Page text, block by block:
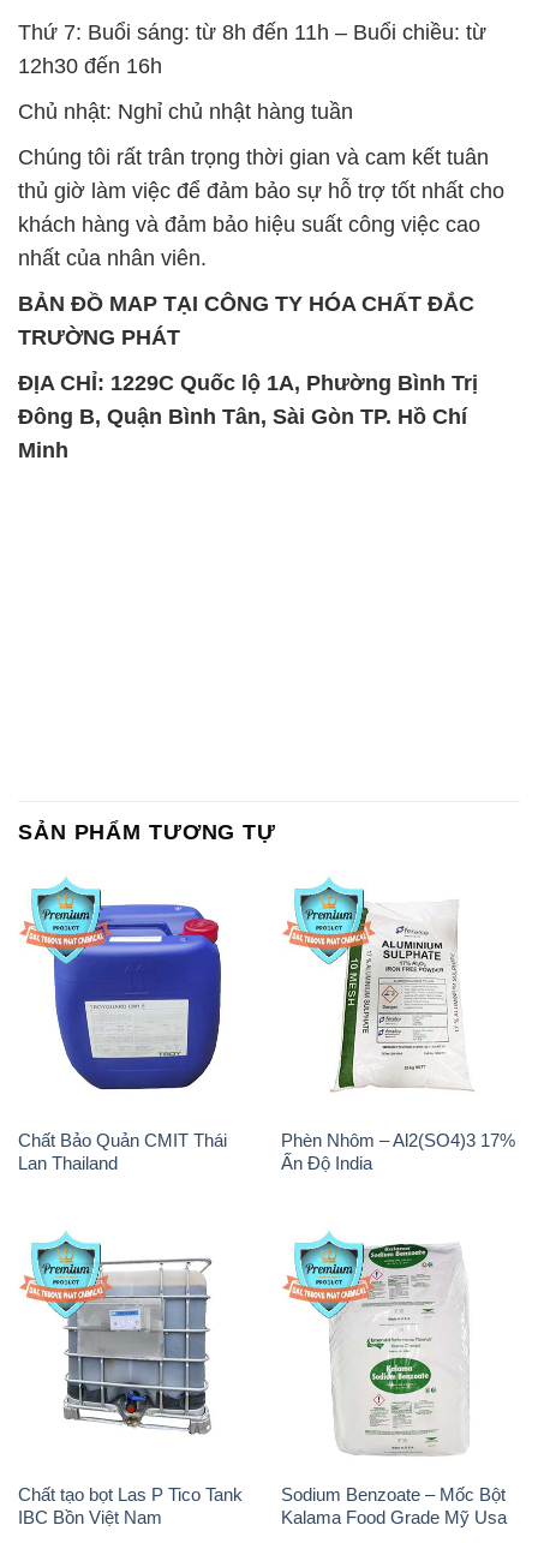
Thứ 7: Buổi sáng: từ 8h đến 11h – Buổi chiều: từ
12h30 đến 16h
Chủ nhật: Nghỉ chủ nhật hàng tuần
Chúng tôi rất trân trọng thời gian và cam kết tuân
thủ giờ làm việc để đảm bảo sự hỗ trợ tốt nhất cho
khách hàng và đảm bảo hiệu suất công việc cao
nhất của nhân viên.
BẢN ĐỒ MAP TẠI CÔNG TY HÓA CHẤT ĐẮC
TRƯỜNG PHÁT
ĐỊA CHỈ: 1229C Quốc lộ 1A, Phường Bình Trị
Đông B, Quận Bình Tân, Sài Gòn TP. Hồ Chí
Minh
SẢN PHẨM TƯƠNG TỰ
Chất Bảo Quản CMIT Thái
Lan Thailand
Phèn Nhôm – Al2(SO4)3 17%
Ấn Độ India
Chất tạo bọt Las P Tico Tank
IBC Bồn Việt Nam
Sodium Benzoate – Mốc Bột
Kalama Food Grade Mỹ Usa